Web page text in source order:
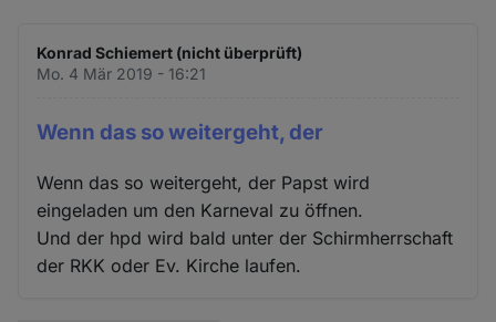
Konrad Schiemert (nicht überprüft)
Mo. 4 Mär 2019 - 16:21
Wenn das so weitergeht, der
Wenn das so weitergeht, der Papst wird
eingeladen um den Karneval zu öffnen.
Und der hpd wird bald unter der Schirmherrschaft
der RKK oder Ev. Kirche laufen.